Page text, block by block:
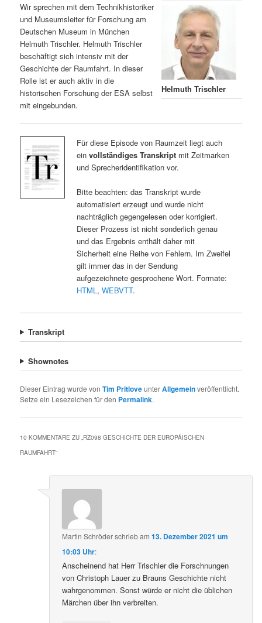
Helmuth Trischler
Wir sprechen mit dem Technikhistoriker
und Museumsleiter für Forschung am
Deutschen Museum in München
Helmuth Trischler. Helmuth Trischler
beschäftigt sich intensiv mit der
Geschichte der Raumfahrt. In dieser
Rolle ist er auch aktiv in die
historischen Forschung der ESA selbst
mit eingebunden.
Für diese Episode von Raumzeit liegt auch
ein vollständiges Transkriptmit Zeitmarken
und Sprecheridentifikation vor.
Bitte beachten: das Transkript wurde
automatisiert erzeugt und wurde nicht
nachträglich gegengelesen oder korrigiert.
Dieser Prozess ist nicht sonderlich genau
und das Ergebnis enthält daher mit
Sicherheit eine Reihe von Fehlern. Im Zweifel
gilt immer das in der Sendung
aufgezeichnete gesprochene Wort. Formate:
HTML, WEBVTT.
Transkript
Shownotes
Dieser Eintrag wurde vonTim PritloveunterAllgemeinveröffentlicht.
Setze ein Lesezeichen für den Permalink.
10 KOMMENTARE ZU „RZ098 GESCHICHTE DER EUROPÄISCHEN
RAUMFAHRT“
Martin Schröderschriebam13. Dezember 2021 um
10:03 Uhr:
Anscheinend hat Herr Trischler die Forschnungen
von Christoph Lauer zu Brauns Geschichte nicht
wahrgenommen. Sonst würde er nicht die üblichen
Märchen über ihn verbreiten.